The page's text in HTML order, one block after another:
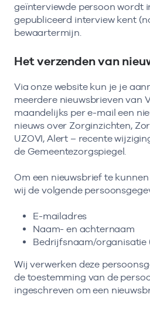
geïnterviewde persoon wordt
gepubliceerd interview kent
bewaartermijn.
Het verzenden van
Via onze website kun je je
meerdere nieuwsbrieven van
maandelijks per e-mail een
nieuws over Zorginzichten,
UZOVI, Alert – recente
de Gemeentezorgspiegel.
Om een nieuwsbrief te
wij de volgende
E-mailadres
Naam- en achternaam
Bedrijfsnaam/organisatie
Wij verwerken deze
de toestemming van de
ingeschreven om een